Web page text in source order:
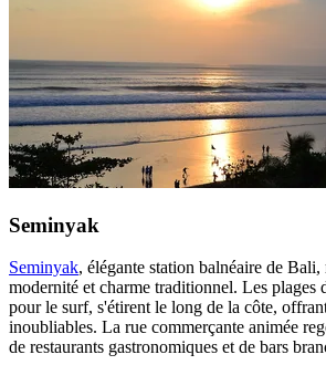
Seminyak
Seminyak, élégante station balnéaire de
modernité et charme traditionnel. Les plages
pour le surf, s'étirent le long de la côte,
inoubliables. La rue commerçante animée
de restaurants gastronomiques et de bars